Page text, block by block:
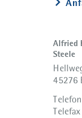
Alfried
Steele
45276
Telefon
Telefax